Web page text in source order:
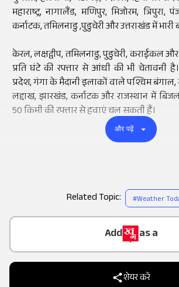
Add
as a
Trusted Source on
शेयर करें
महाराष्ट्र, नागालैंड, मणिपुर, मिजोरम,
कर्नाटक, तमिलनाडु ,पुडुचेरी और उत्तराखंड में भारी
केरल, लक्षद्वीप, तमिलनाडु, पुडुचेरी, कराईकल
प्रति घंटे की रफ्तार से आंधी की भी चेतावनी
प्रदेश, गंगा के मैदानी इलाकों वाले पश्चिम
लद्दाख, झारखंड, कर्नाटक और राजस्थान में
50 किमी की रफ्तार से हवाएं चल सकती हैं।
और पढ़ें
Related Topic: #Weather